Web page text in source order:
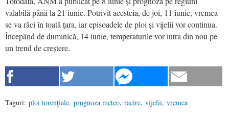
valabilă până la 21 iunie. Potrivit acesteia, de joi, 11 iunie, vremea
se va răci în toată țara, iar episoadele de ploi și vijelii vor continua.
Începând de duminică, 14 iunie, temperaturile vor intra din nou pe
un trend de creștere.
Taguri: ploi torenţiale, prognoza meteo, racire, vijelii, vremea